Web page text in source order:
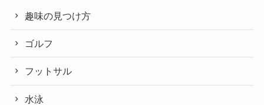
趣味の見つけ方
ゴルフ
フットサル
水泳